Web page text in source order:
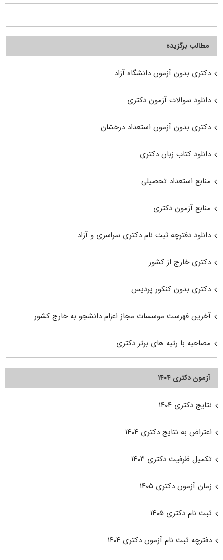
مطالب برگزیده
دکتری بدون آزمون دانشگاه آزاد
دانلود سوالات آزمون دکتری
دکتری بدون آزمون استعداد درخشان
دانلود کتاب زبان دکتری
منابع استعداد تحصیلی
منابع آزمون دکتری
دانلود دفترچه ثبت نام دکتری سراسری و آزاد
دکتری خارج از کشور
دکتری بدون کنکور پردیس
آخرین فهرست موسسات مجاز اعزام دانشجو به خارج کشور
مصاحبه با رتبه های برتر دکتری
آزمون دکتری ۱۴۰۴
نتایج دکتری ۱۴۰۴
اعتراض به نتایج دکتری ۱۴۰۴
تکمیل ظرفیت دکتری ۱۴۰۳
زمان آزمون دکتری ۱۴۰۵
ثبت نام دکتری ۱۴۰۵
دفترچه ثبت نام آزمون دکتری ۱۴۰۴